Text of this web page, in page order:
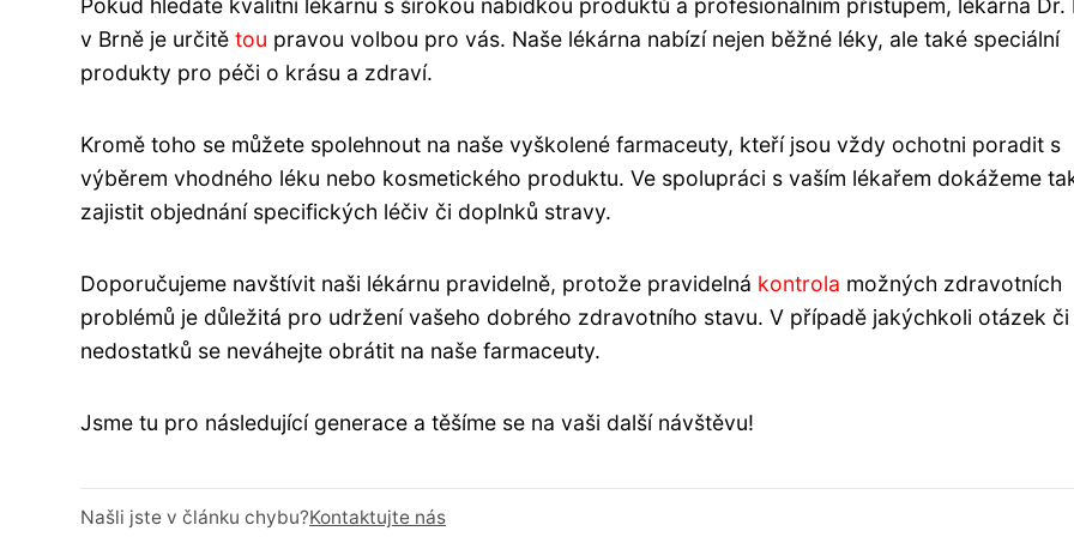
v Brně je určitě tou pravou volbou pro vás. Naše lékárna nabízí nejen běžné léky, ale také speciální
produkty pro péči o krásu a zdraví.
Kromě toho se můžete spolehnout na naše vyškolené farmaceuty, kteří jsou vždy ochotni poradit s
výběrem vhodného léku nebo kosmetického produktu. Ve spolupráci s vaším lékařem dokážeme
zajistit objednání specifických léčiv či doplnků stravy.
Doporučujeme navštívit naši lékárnu pravidelně, protože pravidelná kontrola možných zdravotních
problémů je důležitá pro udržení vašeho dobrého zdravotního stavu. V případě jakýchkoli otázek či
nedostatků se neváhejte obrátit na naše farmaceuty.
Jsme tu pro následující generace a těšíme se na vaši další návštěvu!
Našli jste v článku chybu?Kontaktujte nás